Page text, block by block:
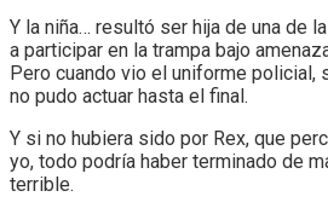
Y la niña… resultó ser hija de una de
a participar en la trampa bajo
Pero cuando vio el uniforme policial,
no pudo actuar hasta el final.
Y si no hubiera sido por Rex, que
yo, todo podría haber terminado de
terrible.